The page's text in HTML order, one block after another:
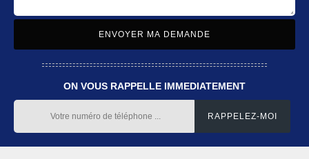
ON VOUS RAPPELLE IMMEDIATEMENT